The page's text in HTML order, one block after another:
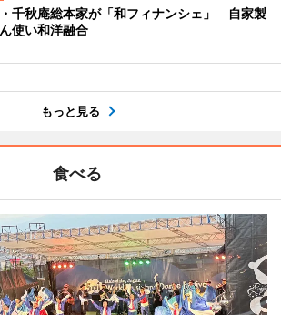
千秋庵総本家が「和フィナンシェ」 自家製
使い和洋融合
もっと見る
食べる